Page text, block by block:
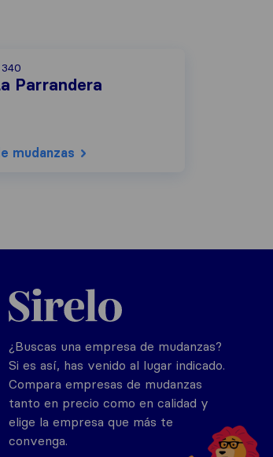
340
Parrandera
mudanzas
Sirelo.es
¿Buscas una empresa de mudanzas?
Si es así, has venido al lugar indicado.
Compara empresas de mudanzas
tanto en precio como en calidad y
elige la empresa que más te
convenga.